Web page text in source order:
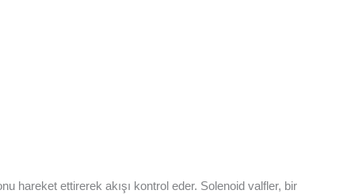
hareket ettirerek akışı kontrol eder. Solenoid valfler, bir